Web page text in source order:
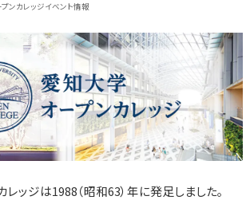
ンカレッジイベント情報
ッジは1988（昭和63）年に発足しました。